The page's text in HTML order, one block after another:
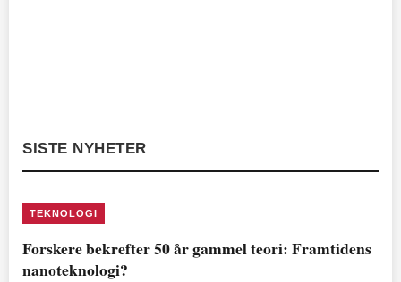
SISTE NYHETER
TEKNOLOGI
Forskere bekrefter 50 år gammel teori: Framtidens
nanoteknologi?